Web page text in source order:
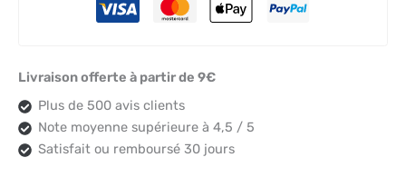
Livraison offerte à partir de 9€
Plus de 500 avis clients
Note moyenne supérieure à 4,5 / 5
Satisfait ou remboursé 30 jours